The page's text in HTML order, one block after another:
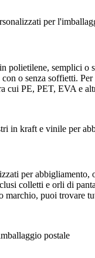
polietilene, semplici
o senza soffietti.
cui PE, PET, EVA e
per
colletti e orli di
puoi trovare